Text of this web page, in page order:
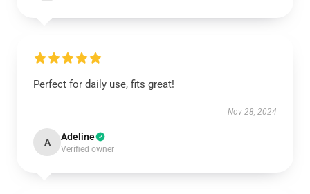
Perfect for daily use, fits great!
Nov 28, 2024
A Adeline
Verified owner